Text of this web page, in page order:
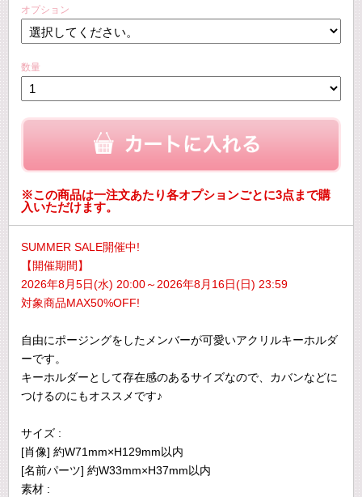
オプション
数量
※この商品は一注文あたり各オプションごとに3点まで購
入いただけます。
SUMMER SALE開催中!
【開催期間】
2026年8月5日(水) 20:00～2026年8月16日(日) 23:59
対象商品MAX50%OFF!
自由にポージングをしたメンバーが可愛いアクリルキーホルダ
ーです。
キーホルダーとして存在感のあるサイズなので、カバンなどに
つけるのにもオススメです♪
サイズ :
[肖像] 約W71mm×H129mm以内
[名前パーツ] 約W33mm×H37mm以内
素材 :